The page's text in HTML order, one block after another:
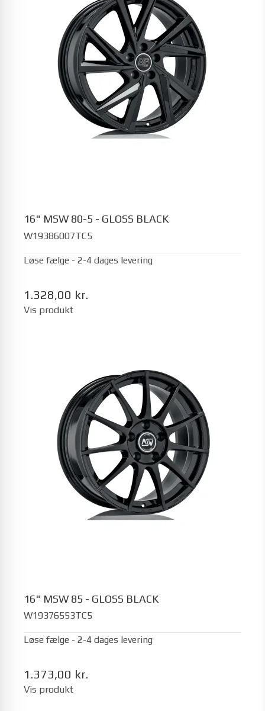
16" MSW 80-5 - GLOSS BLACK
W19386007TC5
Løse fælge - 2-4 dages levering
1.328,00 kr.
Vis produkt
16" MSW 85 - GLOSS BLACK
W19376553TC5
Løse fælge - 2-4 dages levering
1.373,00 kr.
Vis produkt